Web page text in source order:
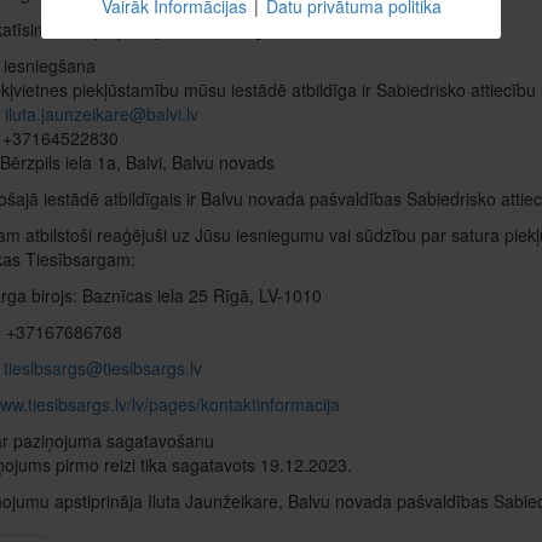
Jūsu pieprasījumu un sniegsim atbildi 7 dienu laikā.
piekļūstamību mūsu iestādē atbildīga ir Sabiedrisko
iluta.jaunzeikare@balvi.lv
iela 1a, Balvi, Balvu novads
iestādē atbildīgais ir Balvu novada pašvaldības Sabiedrisko
atbilstoši reaģējuši uz Jūsu iesniegumu vai sūdzību par satura
Tiesībsargam:
birojs: Baznīcas iela 25 Rīgā, LV-1010
+37167686768
tiesibsargs@tiesibsargs.lv
lv/pages/kontaktinformacija
paziņojuma sagatavošanu
pirmo reizi tika sagatavots 19.12.2023.
apstiprināja Iluta Jaunžeikare, Balvu novada pašvaldības
Vairāk Informācijas | Datu privātuma politika